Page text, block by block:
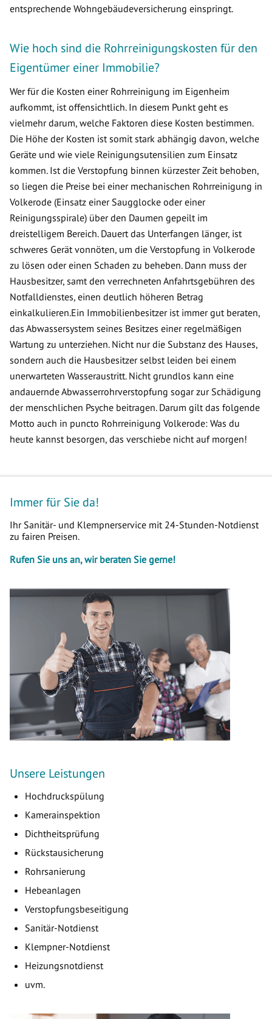
entsprechende Wohngebäudeversicherung einspringt.
Wie hoch sind die Rohrreinigungskosten für den
Eigentümer einer Immobilie?
Wer für die Kosten einer Rohrreinigung im Eigenheim
aufkommt, ist offensichtlich. In diesem Punkt geht es
vielmehr darum, welche Faktoren diese Kosten bestimmen.
Die Höhe der Kosten ist somit stark abhängig davon, welche
Geräte und wie viele Reinigungsutensilien zum Einsatz
kommen. Ist die Verstopfung binnen kürzester Zeit behoben,
so liegen die Preise bei einer mechanischen Rohrreinigung in
Volkerode (Einsatz einer Saugglocke oder einer
Reinigungsspirale) über den Daumen gepeilt im
dreistelligem Bereich. Dauert das Unterfangen länger, ist
schweres Gerät vonnöten, um die Verstopfung in Volkerode
zu lösen oder einen Schaden zu beheben. Dann muss der
Hausbesitzer, samt den verrechneten Anfahrtsgebühren des
Notfalldienstes, einen deutlich höheren Betrag
einkalkulieren.Ein Immobilienbesitzer ist immer gut beraten,
das Abwassersystem seines Besitzes einer regelmäßigen
Wartung zu unterziehen. Nicht nur die Substanz des Hauses,
sondern auch die Hausbesitzer selbst leiden bei einem
unerwarteten Wasseraustritt. Nicht grundlos kann eine
andauernde Abwasserrohrverstopfung sogar zur Schädigung
der menschlichen Psyche beitragen. Darum gilt das folgende
Motto auch in puncto Rohrreinigung Volkerode: Was du
heute kannst besorgen, das verschiebe nicht auf morgen!
Immer für Sie da!
Ihr Sanitär- und Klempnerservice mit 24-Stunden-Notdienst
zu fairen Preisen.
Rufen Sie uns an, wir beraten Sie gerne!
Unsere Leistungen
Hochdruckspülung
Kamerainspektion
Dichtheitsprüfung
Rückstausicherung
Rohrsanierung
Hebeanlagen
Verstopfungsbeseitigung
Sanitär-Notdienst
Klempner-Notdienst
Heizungsnotdienst
uvm.